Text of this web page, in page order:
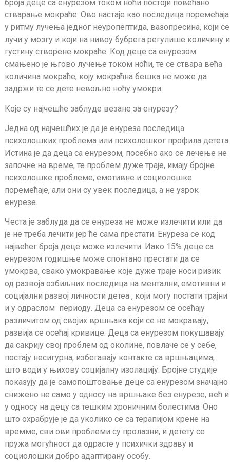
броја деце са енурезом током ноћи постоји повећано
стварање мокраће. Ово настаје као последица поремећаја
у ритму лучења једног неуропептида, вазопресина, који се
лучи у мозгу и који на нивоу бубрега регулише количину и
густину створене мокраће. Код деце са енурезом
смањено је њгово лучење током ноћи, те се ствара већа
количина мокраће, коју мокраћна бешка не може да
задржи те се дете невољно ноћу умокри.
Које су најчешће заблуде везане за енурезу?
Једна од најчешћих је да је енуреза последица
психолошких проблема или психолошког профила детета.
Истина је да деца са енурезом, посебно ако се лечење не
започне на време, те проблем дуже траје, имају бројне
психолошке проблеме, емотивне и социолошке
поремећаје, али они су увек последица, а не узрок
енурезе.
Честа је заблуда да се енуреза не може излечити или да
је не треба лечити јер ће сама престати. Енуреза се код
највећег броја деце може излечити. Иако 15% деце са
енурезом годишње може спонтано престати да се
умокрва, свако умокравање које дуже траје носи ризик
од развоја озбиљних последица на ментални, емотивни и
социјални развој личности детеа , који могу постати трајни
и у одраслом периоду. Деца са енурезом се осећају
различитом од својих вршњака који се не мокравају,
развија се осећај кривице. Деца са енурезом покушавају
да сакрију свој проблем од околине, повлаче се у себе,
постају несигурна, избегавају контакте са вршњацима,
што води у њихову социјалну изолацију. Бројне студије
показују да је самопоштовање деце са енурезом значајно
снижено не само у односу на вршњаке без енурезе, већ и
у односу на децу са тешким хроничним болестима. Оно
што охрабрује је да уколико се са терапијом крене на
времме, сви ови проблеми су пролазни, и детету се
пружа могућност да одрасте у психички здраву и
социолошки добро адаптирану особу.